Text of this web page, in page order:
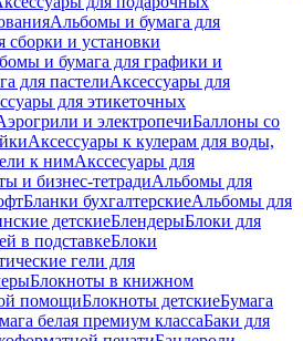
Альбомы и бумага для
сборки и установки
и бумага для графики и
для пастелиАксессуары для
для этикеточных
и электропечиБаллоны со
Аксессуары к кулерам для воды,
к нимАкссесуары для
и бизнес-тетрадиАльбомы для
Бланки бухгалтерскиеАльбомы для
детскиеБлендерыБлоки для
в подставкеБлоки
гели для
Блокноты в книжном
помощиБлокноты детскиеБумага
белая премиум классаБаки для